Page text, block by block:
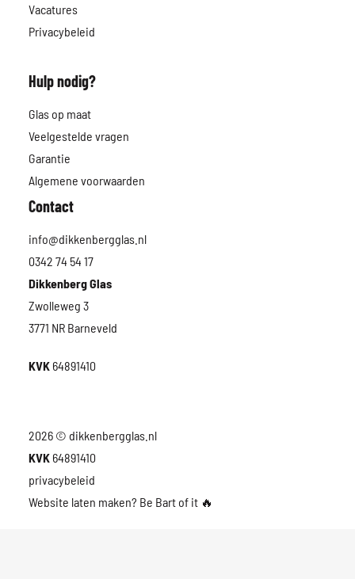
Vacatures
Privacybeleid
Hulp nodig?
Glas op maat
Veelgestelde vragen
Garantie
Algemene voorwaarden
Contact
info@dikkenbergglas.nl
0342 74 54 17
Dikkenberg Glas
Zwolleweg 3
3771 NR Barneveld
KVK64891410
2026 © dikkenbergglas.nl
KVK64891410
privacybeleid
Website laten maken? Be Bart of it 🔥